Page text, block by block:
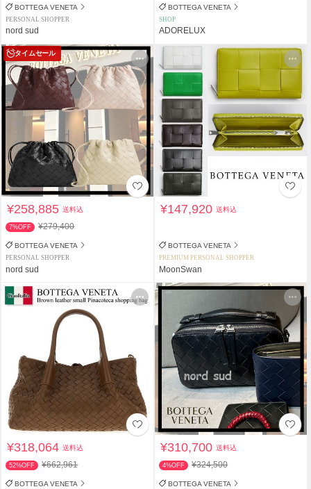
BOTTEGA VENETA
PERSONAL SHOPPER
nord sud
BOTTEGA VENETA
SHOP
ADORELUX
タイムセール
¥258,885送料込
7%OFF ¥279,400
BOTTEGA VENETA
PERSONAL SHOPPER
nord sud
¥147,920送料込
BOTTEGA VENETA
PREMIUM PERSONAL SHOPPER
MoonSwan
¥318,064送料込
52%OFF ¥662,961
BOTTEGA VENETA
¥310,700送料込
4%OFF ¥324,500
BOTTEGA VENETA